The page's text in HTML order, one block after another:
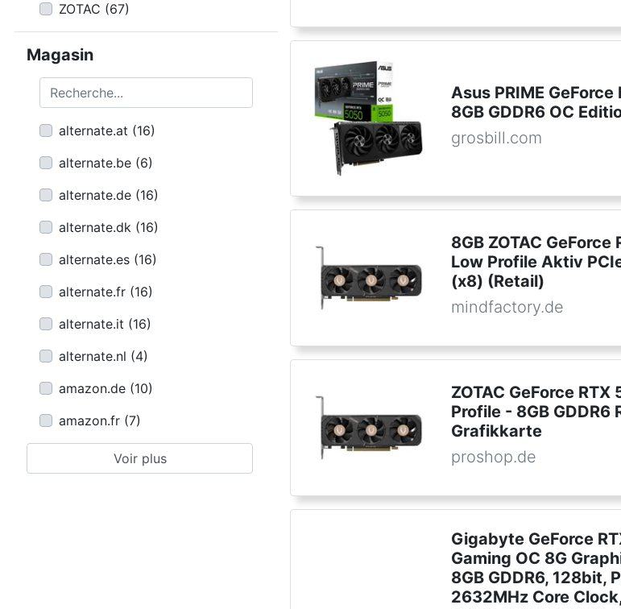
ZOTAC (67)
Magasin
Recherche...
alternate.at (16)
alternate.be (6)
alternate.de (16)
alternate.dk (16)
alternate.es (16)
alternate.fr (16)
alternate.it (16)
alternate.nl (4)
amazon.de (10)
amazon.fr (7)
Voir plus
Asus PRIME
8GB GDDR6 OC
grosbill.com
8GB ZOTAC GeForce
Low Profile Aktiv
(x8) (Retail)
mindfactory.de
ZOTAC GeForce
Profile - 8GB GDDR6
Grafikkarte
proshop.de
Gigabyte GeForce
Gaming OC 8G
8GB GDDR6, 128bit,
2632MHz Core